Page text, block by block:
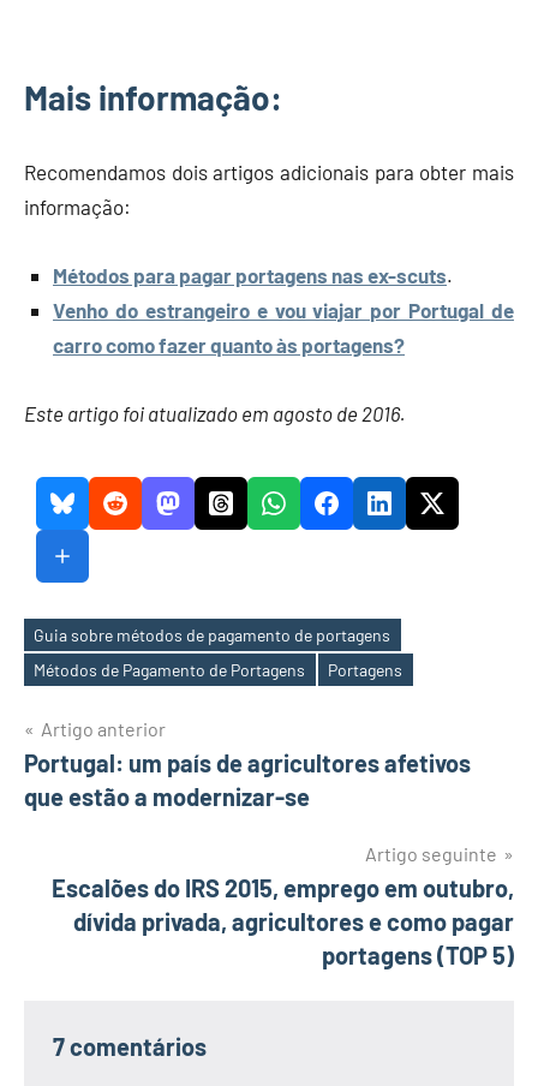
Mais informação:
Recomendamos dois artigos adicionais para obter mais
informação:
Métodos para pagar portagens nas ex-scuts.
Venho do estrangeiro e vou viajar por Portugal de
carro como fazer quanto às portagens?
Este artigo foi atualizado em agosto de 2016.
Etiquetas
Guia sobre métodos de pagamento de portagens
Métodos de Pagamento de Portagens
Portagens
Navegação
de
Artigo anterior
Portugal: um país de agricultores afetivos
que estão a modernizar-se
Artigo seguinte
Escalões do IRS 2015, emprego em outubro,
dívida privada, agricultores e como pagar
portagens (TOP 5)
7 comentários